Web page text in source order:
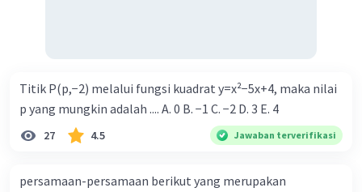
Titik P(p,−2) melalui fungsi kuadrat y=x²−5x+4, maka nilai
p yang mungkin adalah .... A. 0 B. −1 C. −2 D. 3 E. 4
27 4.5 Jawaban terverifikasi
persamaan-persamaan berikut yang merupakan